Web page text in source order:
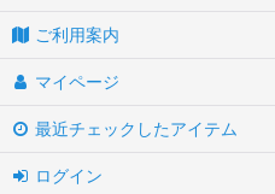
ご利用案内
マイページ
最近チェックしたアイテム
ログイン